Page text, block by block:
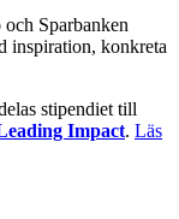
Sparbanken
inspiration, konkreta
stipendiet till
Impact. Läs